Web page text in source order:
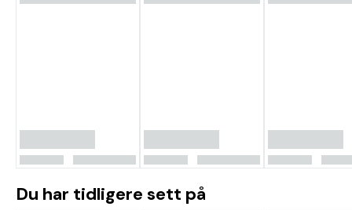
Du har tidligere sett på